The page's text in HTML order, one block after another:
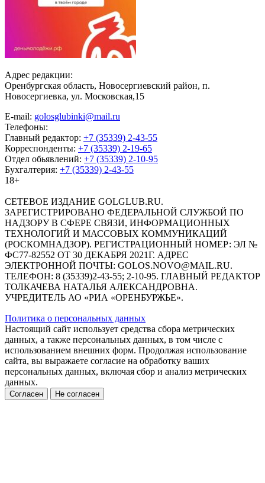
Адрес редакции:
Оренбургская область, Новосергиевский район, п.
Новосергиевка, ул. Московская,15
E-mail: golosglubinki@mail.ru
Телефоны:
Главный редактор: +7 (35339) 2-43-55
Корреспонденты: +7 (35339) 2-19-65
Отдел обьявлений: +7 (35339) 2-10-95
Бухгалтерия: +7 (35339) 2-43-55
18+
СЕТЕВОЕ ИЗДАНИЕ GOLGLUB.RU.
ЗАРЕГИСТРИРОВАНО ФЕДЕРАЛЬНОЙ СЛУЖБОЙ ПО
НАДЗОРУ В СФЕРЕ СВЯЗИ, ИНФОРМАЦИОННЫХ
ТЕХНОЛОГИЙ И МАССОВЫХ КОММУНИКАЦИЙ
(РОСКОМНАДЗОР). РЕГИСТРАЦИОННЫЙ НОМЕР: ЭЛ №
ФС77-82552 ОТ 30 ДЕКАБРЯ 2021Г. АДРЕС
ЭЛЕКТРОННОЙ ПОЧТЫ: GOLOS.NOVO@MAIL.RU.
ТЕЛЕФОН: 8 (35339)2-43-55; 2-10-95. ГЛАВНЫЙ РЕДАКТОР
ТОЛКАЧЕВА НАТАЛЬЯ АЛЕКСАНДРОВНА.
УЧРЕДИТЕЛЬ АО «РИА «ОРЕНБУРЖЬЕ».
Политика о персональных данных
Настоящий сайт использует средства сбора метрических
данных, а также персональных данных, в том числе с
использованием внешних форм. Продолжая использование
сайта, вы выражаете согласие на обработку ваших
персональных данных, включая сбор и анализ метрических
данных.
Согласен Не согласен